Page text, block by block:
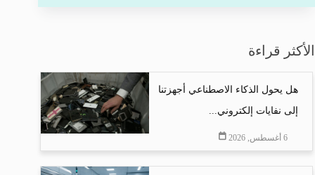
الأكثر قراءة
هل يحول الذكاء الاصطناعي أجهزتنا
إلى نفايات إلكتروني...
6 أغسطس, 2026